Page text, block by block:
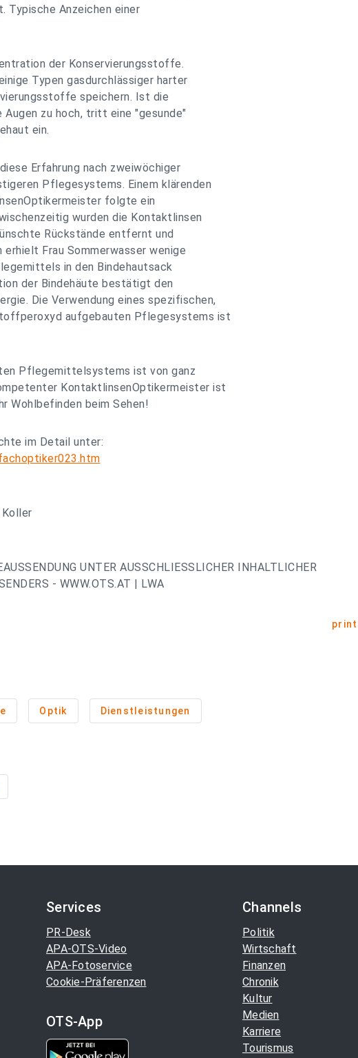
Typische Anzeichen einer
der Konservierungsstoffe.
Typen gasdurchlässiger harter
speichern. Ist die
zu hoch, tritt eine "gesunde"
ein.
Erfahrung nach zweiwöchiger
Pflegesystems. Einem klärenden
folgte ein
wurden die Kontaktlinsen
Rückstände entfernt und
Frau Sommerwasser wenige
in den Bindehautsack
der Bindehäute bestätigt den
Die Verwendung eines spezifischen,
aufgebauten Pflegesystems ist
Pflegemittelsystems ist von ganz
KontaktlinsenOptikermeister ist
Wohlbefinden beim Sehen!
im Detail unter:
UNTER AUSSCHLIESSLICHER INHALTLICHER
- WWW.OTS.AT | LWA
print
Optik Dienstleistungen
Services
PR-Desk
APA-OTS-Video
APA-Fotoservice
Cookie-Präferenzen
OTS-App
Channels
Politik
Wirtschaft
Finanzen
Chronik
Kultur
Medien
Karriere
Tourismus